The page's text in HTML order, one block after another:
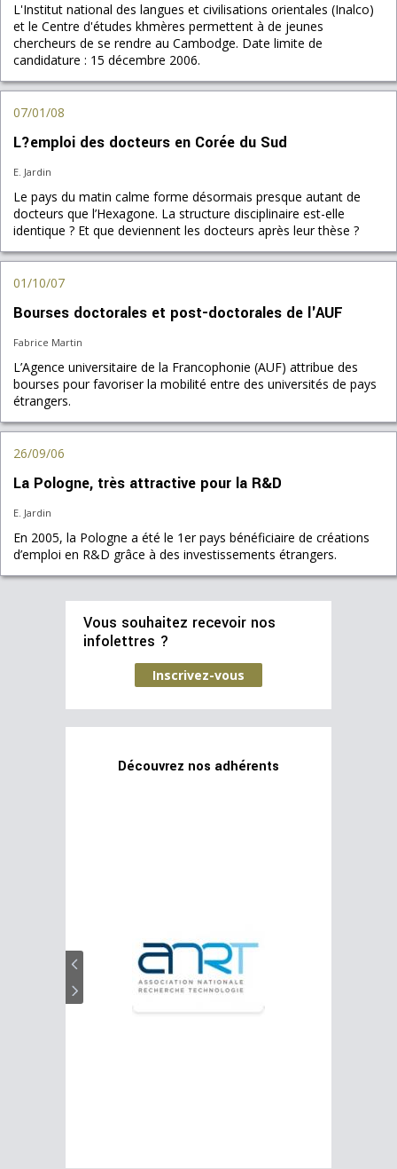
L'Institut national des langues et civilisations orientales (Inalco)
et le Centre d'études khmères permettent à de jeunes
chercheurs de se rendre au Cambodge. Date limite de
candidature : 15 décembre 2006.
07/01/08
L?emploi des docteurs en Corée du Sud
E. Jardin
Le pays du matin calme forme désormais presque autant de
docteurs que l’Hexagone. La structure disciplinaire est-elle
identique ? Et que deviennent les docteurs après leur thèse ?
01/10/07
Bourses doctorales et post-doctorales de l'AUF
Fabrice Martin
L’Agence universitaire de la Francophonie (AUF) attribue des
bourses pour favoriser la mobilité entre des universités de pays
étrangers.
26/09/06
La Pologne, très attractive pour la R&D
E. Jardin
En 2005, la Pologne a été le 1er pays bénéficiaire de créations
d’emploi en R&D grâce à des investissements étrangers.
Vous souhaitez recevoir nos
infolettres ?
Inscrivez-vous
Découvrez nos adhérents